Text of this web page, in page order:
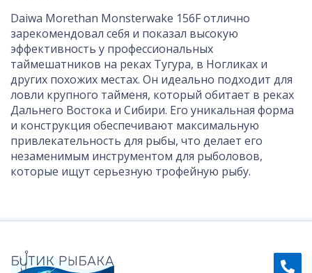
Daiwa Morethan Monsterwake 156F отлично
зарекомендовал себя и показал высокую
эффективность у профессиональных
таймешатников на реках Тугура, в Ногликах и
других похожих местах. Он идеально подходит для
ловли крупного тайменя, который обитает в реках
Дальнего Востока и Сибири. Его уникальная форма
и конструкция обеспечивают максимальную
привлекательность для рыбы, что делает его
незаменимым инструментом для рыболовов,
которые ищут серьезную трофейную рыбу.